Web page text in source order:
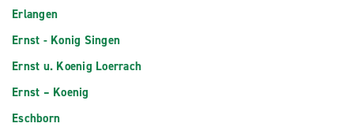
Erlangen
Ernst - Konig Singen
Ernst u. Koenig Loerrach
Ernst – Koenig
Eschborn